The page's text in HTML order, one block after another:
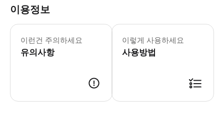
이용정보
이런건 주의하세요
유의사항
본 항로는 실명제 예매를 시행하고 있
- 이용요건 * 만 14세 초과 아동은 성
- 추가정보 * 유모차 및 휠체어 수용
- 예약 조건 및 유의사항 * 모든 탑승
이렇게 사용하세요
사용방법